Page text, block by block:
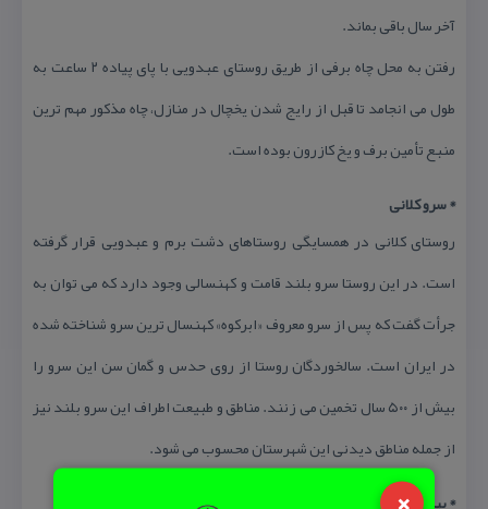
آخر سال باقی بماند.
رفتن به محل چاه برفی از طریق روستای عبدویی با پای پیاده ۲ ساعت به
طول می انجامد تا قبل از رایج شدن یخچال در منازل، چاه مذكور مهم ترین
منبع تأمین برف و یخ كازرون بوده است.
* سرو كلانی
روستای كلانی در همسایگی روستاهای دشت برم و عبدویی قرار گرفته
است. در این روستا سرو بلند قامت و كهنسالی وجود دارد كه می توان به
جرأت گفت كه پس از سرو معروف «ابركوه» كهنسال ترین سرو شناخته شده
در ایران است. سالخوردگان روستا از روی حدس و گمان سن این سرو را
بیش از ۵۰۰ سال تخمین می زنند. مناطق و طبیعت اطراف این سرو بلند نیز
از جمله مناطق دیدنی این شهرستان محسوب می شود.
* پیربنكی